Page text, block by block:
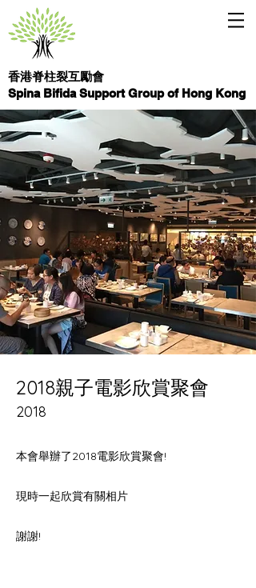
香港脊柱裂互勵會
Spina Bifida Support Group of Hong Kong
2018親子電影欣賞聚會
2018
本會舉辦了2018電影欣賞聚會!
現時一起欣賞有關相片
謝謝!